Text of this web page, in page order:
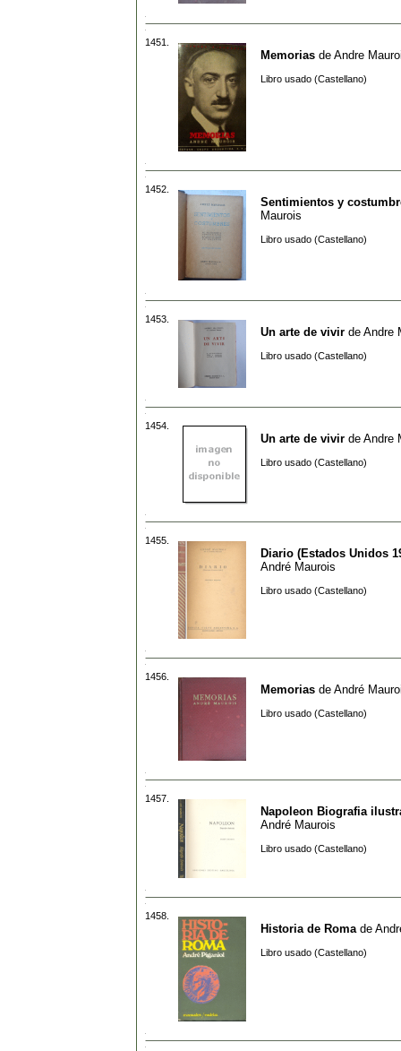
1451.
Memorias de Andre
Libro usado (Castellano)
1452.
Sentimientos y
Maurois
Libro usado (Castellano)
1453.
Un arte de vivir de Andre
Libro usado (Castellano)
1454.
Un arte de vivir de Andre
Libro usado (Castellano)
1455.
Diario (Estados Unidos
André Maurois
Libro usado (Castellano)
1456.
Memorias de André
Libro usado (Castellano)
1457.
Napoleon Biografia
André Maurois
Libro usado (Castellano)
1458.
Historia de Roma de
Libro usado (Castellano)